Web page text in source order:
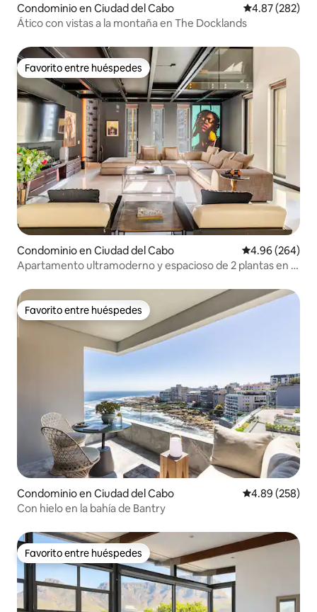
Condominio en Ciudad del Cabo Calificación
4.87 (282)
Ático con vistas a la montaña en The Docklands
Favorito entre huéspedes
Favorito entre huéspedes
Condominio en Ciudad del Cabo Calificación
4.96 (264)
Apartamento ultramoderno y espacioso de 2 plantas en el
Favorito entre huéspedes
Favorito entre huéspedes
Condominio en Ciudad del Cabo Calificación
4.89 (258)
Con hielo en la bahía de Bantry
Favorito entre huéspedes
Favorito entre huéspedes